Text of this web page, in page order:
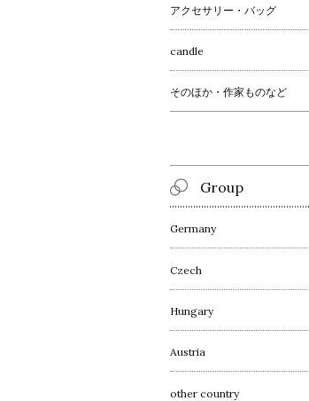
アクセサリー・バッグ
candle
そのほか・作家ものなど
Group
Germany
Czech
Hungary
Austria
other country